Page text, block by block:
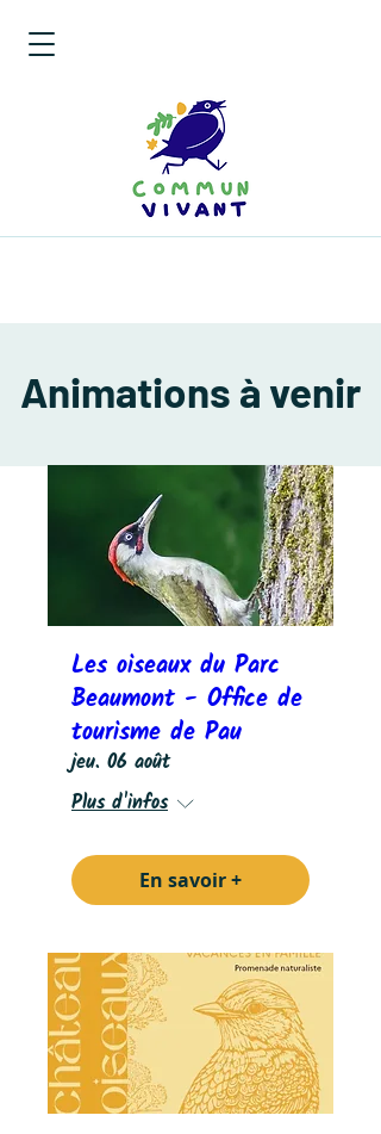
Animations à venir
Les oiseaux du Parc
Beaumont - Office de
tourisme de Pau
jeu. 06 août
Plus d'infos
En savoir +